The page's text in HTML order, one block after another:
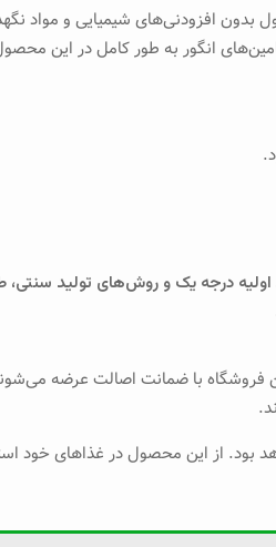
بدون افزودنی‌های شیمیایی و مواد
انگور به طور کامل در این
درجه یک و روش‌های تولید
فروشگاه با ضمانت اصالت عرضه
بود. از این محصول در غذاهای